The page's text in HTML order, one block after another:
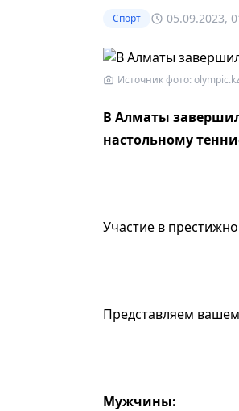
Спорт 05.09.2023,
Источник фото: olympic.kz
В Алматы
настольному
Участие в
Представляем
Мужчины: